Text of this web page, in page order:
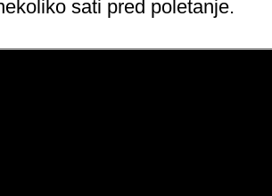
sati pred poletanje.